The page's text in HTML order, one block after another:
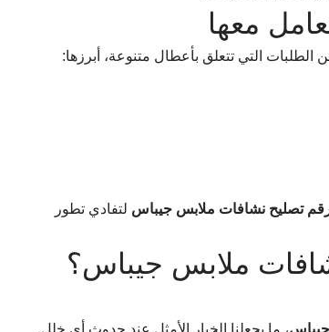
معها
الطلبات التي تتعلق بأعطال متنوعة، أبرزها:
تصليح نشافات ملابس جيباس لتفادي تطور
ملابس جيباس؟